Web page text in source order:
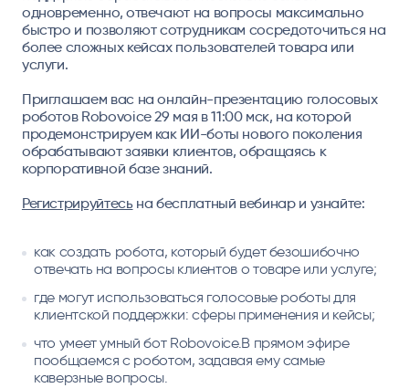
одновременно, отвечают на вопросы максимально
быстро и позволяют сотрудникам сосредоточиться на
более сложных кейсах пользователей товара или
услуги.
Приглашаем вас на онлайн-презентацию голосовых
роботов Robovoice29 мая в 11:00 мск, на которой
продемонстрируем как ИИ-боты нового поколения
обрабатывают заявки клиентов, обращаясь к
корпоративной базе знаний.
Регистрируйтесьна бесплатный вебинар и узнайте:
как создать робота, который будет безошибочно
отвечать на вопросы клиентов о товаре или услуге;
где могут использоваться голосовые роботы для
клиентской поддержки: сферы применения и кейсы;
что умеет умный бот Robovoice.В прямом эфире
пообщаемся с роботом, задавая ему самые
каверзные вопросы.